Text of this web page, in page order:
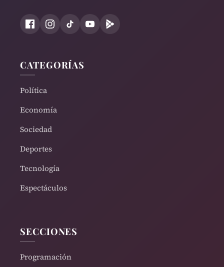
CATEGORÍAS
Política
Economía
Sociedad
Deportes
Tecnología
Espectáculos
SECCIONES
Programación